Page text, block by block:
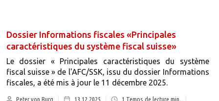
Dossier Informations fiscales «Principales
caractéristiques du système fiscal suisse»
Le dossier « Principales caractéristiques du système
fiscal suisse » de l'AFC/SSK, issu du dossier Informations
fiscales, a été mis à jour le 11 décembre 2025.